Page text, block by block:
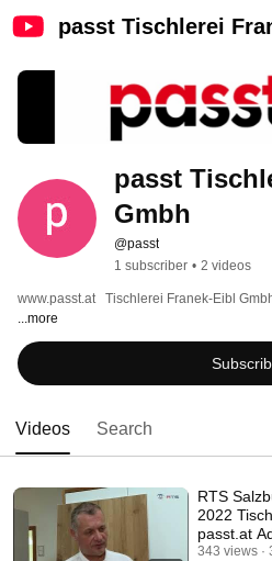
passt Tischlerei
passt
Gmbh
@passt
1 subscriber • 2 videos
www.passt.at   Tischlerei Franek-Eibl
...more
Videos Search
RTS Salzburg
2022
passt.at
343 views